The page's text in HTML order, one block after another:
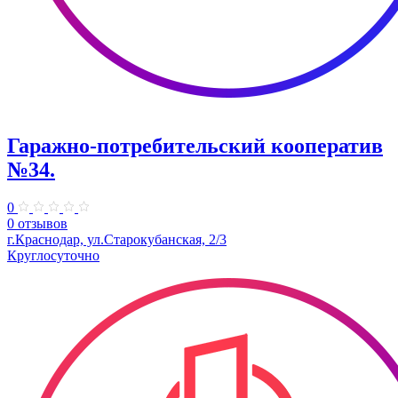
Гаражно-потребительский кооператив
№34.
0
0 отзывов
г.Краснодар, ул.Старокубанская, 2/3
Круглосуточно